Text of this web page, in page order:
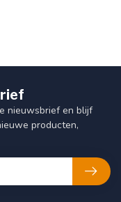
nieuwsbrief en blijf
producten,